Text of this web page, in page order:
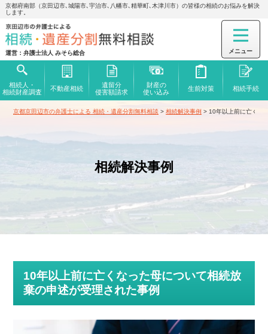
京都府南部（京田辺市､城陽市､宇治市､八幡市､精華町､木津川市）の皆様の相続のお悩みを解決
します。
運営：弁護士法人 みそら総合
相続人・
相続財産調査
不動産相続
遺留分
侵害額請求
財産の
使い込み
生前対策 相続手続
京都京田辺市の弁護士による 相続・遺産分割無料相談 >相続解決事例 > 10年以上前に亡くな
相続解決事例
10年以上前に亡くなった母について相続放
棄の申述が受理された事例